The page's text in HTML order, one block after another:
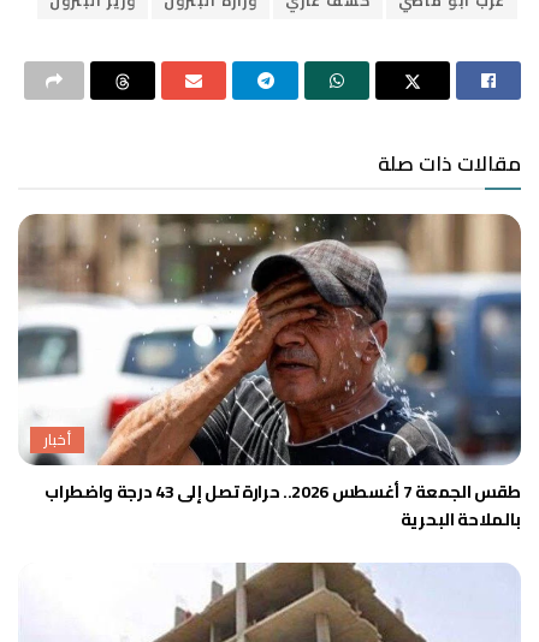
مقالات ذات صلة
أخبار
طقس الجمعة 7 أغسطس 2026.. حرارة تصل إلى 43 درجة واضطراب
بالملاحة البحرية